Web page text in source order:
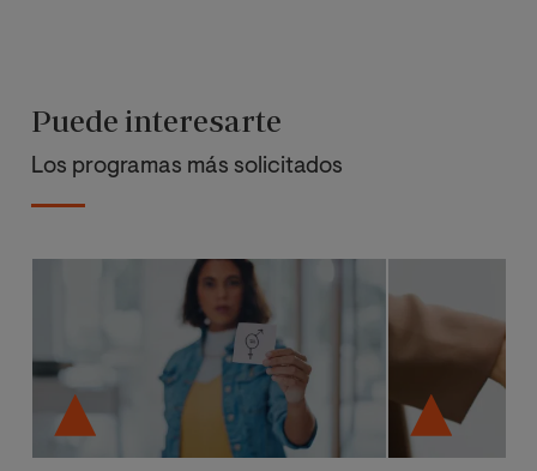
Puede interesarte
Los programas más solicitados